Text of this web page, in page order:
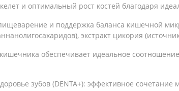
и оптимальный рост костей благодаря
и поддержка баланса кишечной
экстракт цикория
обеспечивает идеальное
зубов (DENTA+): эффективное